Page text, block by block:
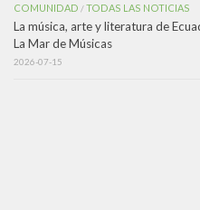
COMUNIDAD /TODAS LAS NOTICIAS
La música, arte y literatura de
La Mar de Músicas
2026-07-15